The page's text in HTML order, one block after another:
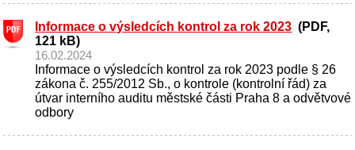
Informace o výsledcích kontrol za rok 2023 (PDF,
121 kB)
16.02.2024
Informace o výsledcích kontrol za rok 2023 podle § 26
zákona č. 255/2012 Sb., o kontrole (kontrolní řád) za
útvar interního auditu městské části Praha 8 a odvětvové
odbory